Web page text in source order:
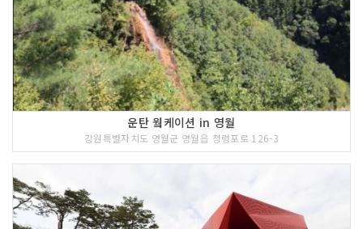
운탄 웤케이션 in 영월
강원특별자치도 영월군 영월읍 청령포로 126-3